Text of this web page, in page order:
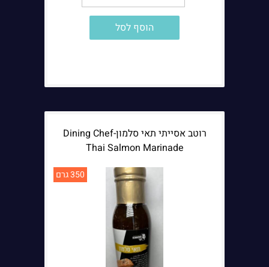
הוסף לסל
רוטב אסייתי תאי סלמון-Dining Chef
Thai Salmon Marinade
350 גרם